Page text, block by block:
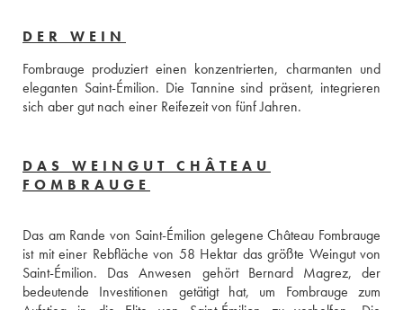
DER WEIN
Fombrauge produziert einen konzentrierten, charmanten und
eleganten Saint-Émilion. Die Tannine sind präsent, integrieren
sich aber gut nach einer Reifezeit von fünf Jahren.
DAS WEINGUT CHÂTEAU
FOMBRAUGE
Das am Rande von Saint-Émilion gelegene Château Fombrauge
ist mit einer Rebfläche von 58 Hektar das größte Weingut von
Saint-Émilion. Das Anwesen gehört Bernard Magrez, der
bedeutende Investitionen getätigt hat, um Fombrauge zum